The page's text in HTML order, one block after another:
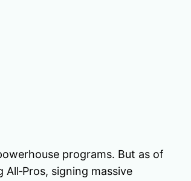
programs. But as of
signing massive